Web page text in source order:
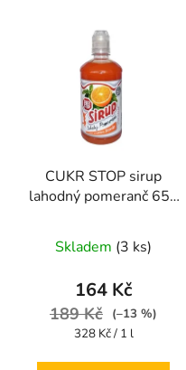
CUKR STOP sirup
lahodný pomeranč 650
Skladem (3 ks)
164 Kč
189 Kč
(–13 %)
Měrná
328 Kč / 1 l